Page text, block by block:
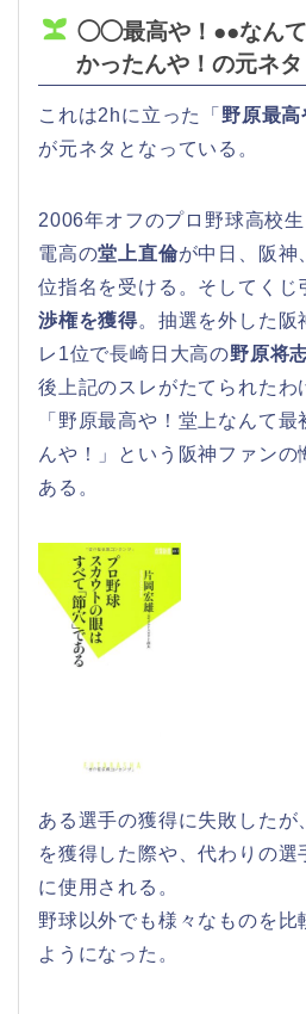
◯◯最高や！●●なんて
かったんや！の元ネタ
これは2hに立った「 野原最高
が元ネタとなっている。
2006年オフのプロ野球高校
電高の堂上直倫が中日、阪神
位指名を受ける。そしてくじ
渉権を獲得。抽選を外した阪
レ1位で長崎日大高の野原将
後上記のスレがたてられたわ
「野原最高や！堂上なんて
んや！」という阪神ファン
ある。
ある選手の獲得に失敗したが
を獲得した際や、代わりの
に使用される。
野球以外でも様々なものを比
ようになった。